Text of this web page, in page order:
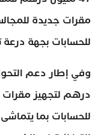
مقرات جديدة
للحسابات بجهة درعة
درهم لتجهيز مقرات
للحسابات بما